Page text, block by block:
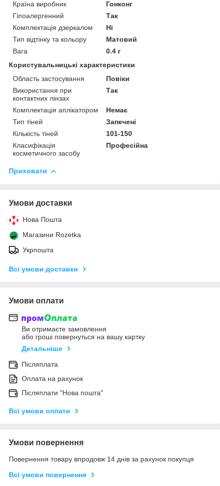
Країна виробник
Гонконг
Гіпоалергенний
Так
Комплектація дзеркалом
Ні
Тип відтінку та кольору
Матовий
Вага
0.4 г
Користувальницькі характеристики
Область застосування
Повіки
Використання при
контактних лінзах
Так
Комплектація аплікатором
Немає
Тип тіней
Запечені
Кількість тіней
101-150
Класифікація
косметичного засобу
Професійна
Приховати
Умови доставки
Нова Пошта
Магазини Rozetka
Укрпошта
Всі умови доставки
Умови оплати
Ви отримаєте замовлення
або гроші повернуться на вашу картку
Детальніше
Післяплата
Оплата на рахунок
Післяплати "Нова пошта"
Всі умови оплати
Умови повернення
Повернення товару впродовж 14 днів за рахунок покупця
Всі умови повернення